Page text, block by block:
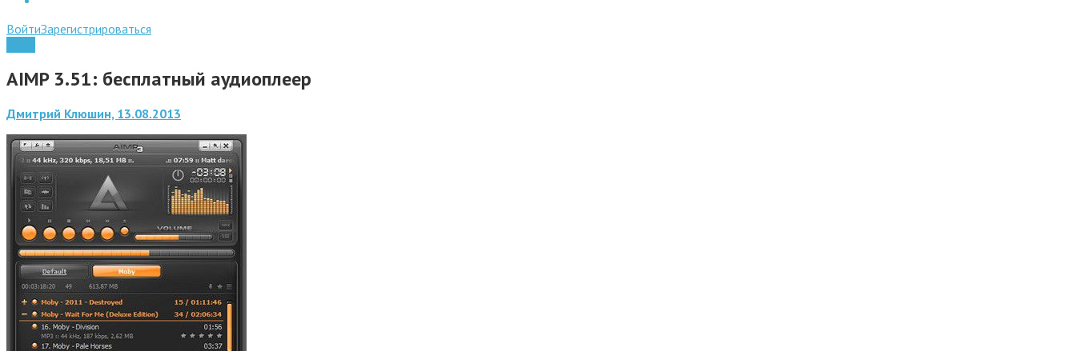
ВойтиЗарегистрироваться
AIMP 3.51: бесплатный аудиоплеер
Дмитрий Клюшин, 13.08.2013